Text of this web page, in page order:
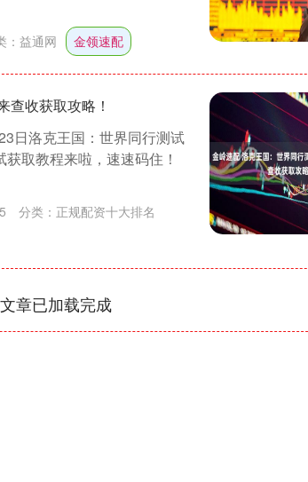
： 益通网 金领速配
查收获取攻略！
日洛克王国：世界同行测试
取教程来啦，速速码住！
分类： 正规配资十大排名
章已加载完成
-0.15%